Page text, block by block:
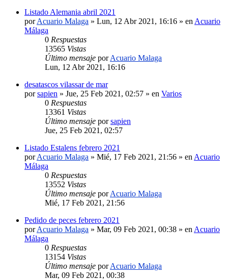
Listado Alemania abril 2021
porAcuario Malaga » Lun, 12 Abr 2021, 16:16 » en Acuario
Málaga
0 Respuestas
13565 Vistas
Último mensaje porAcuario Malaga
Lun, 12 Abr 2021, 16:16
desatascos vilassar de mar
porsapien » Jue, 25 Feb 2021, 02:57 » en Varios
0 Respuestas
13361 Vistas
Último mensaje porsapien
Jue, 25 Feb 2021, 02:57
Listado Estalens febrero 2021
porAcuario Malaga » Mié, 17 Feb 2021, 21:56 » en Acuario
Málaga
0 Respuestas
13552 Vistas
Último mensaje porAcuario Malaga
Mié, 17 Feb 2021, 21:56
Pedido de peces febrero 2021
porAcuario Malaga » Mar, 09 Feb 2021, 00:38 » en Acuario
Málaga
0 Respuestas
13154 Vistas
Último mensaje porAcuario Malaga
Mar, 09 Feb 2021, 00:38